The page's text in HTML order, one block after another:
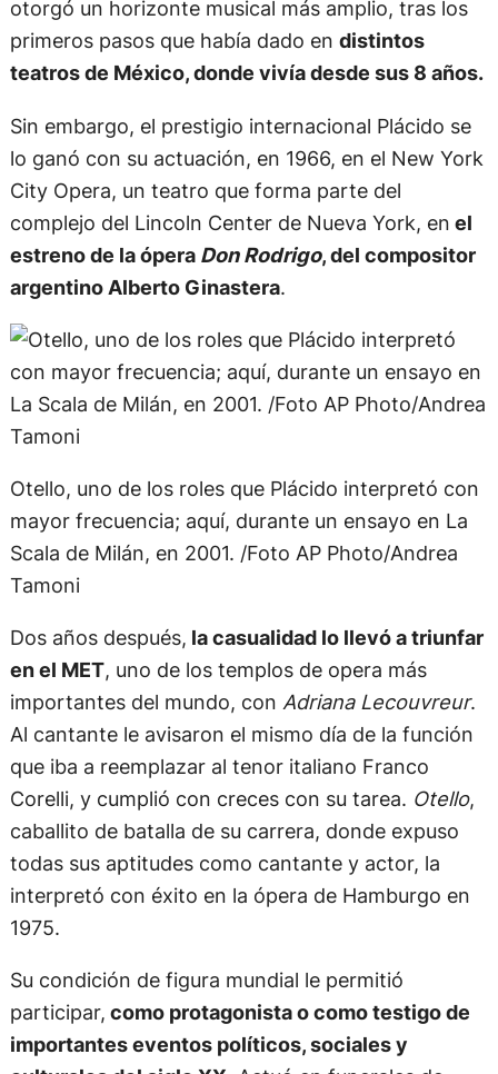
otorgó un horizonte musical más amplio, tras los
primeros pasos que había dado en distintos
teatros de México, donde vivía desde sus 8 años.
Sin embargo, el prestigio internacional Plácido se
lo ganó con su actuación, en 1966, en el New York
City Opera, un teatro que forma parte del
complejo del Lincoln Center de Nueva York, en el
estreno de la óperaDon Rodrigo, del compositor
argentino Alberto Ginastera.
Otello, uno de los roles que Plácido interpretó con
mayor frecuencia; aquí, durante un ensayo en La
Scala de Milán, en 2001. /Foto AP Photo/Andrea
Tamoni
Dos años después, la casualidad lo llevó a triunfar
en el MET, uno de los templos de opera más
importantes del mundo, con Adriana Lecouvreur.
Al cantante le avisaron el mismo día de la función
que iba a reemplazar al tenor italiano Franco
Corelli, y cumplió con creces con su tarea. Otello,
caballito de batalla de su carrera, donde expuso
todas sus aptitudes como cantante y actor, la
interpretó con éxito en la ópera de Hamburgo en
1975.
Su condición de figura mundial le permitió
participar, como protagonista o como testigo de
importantes eventos políticos, sociales y